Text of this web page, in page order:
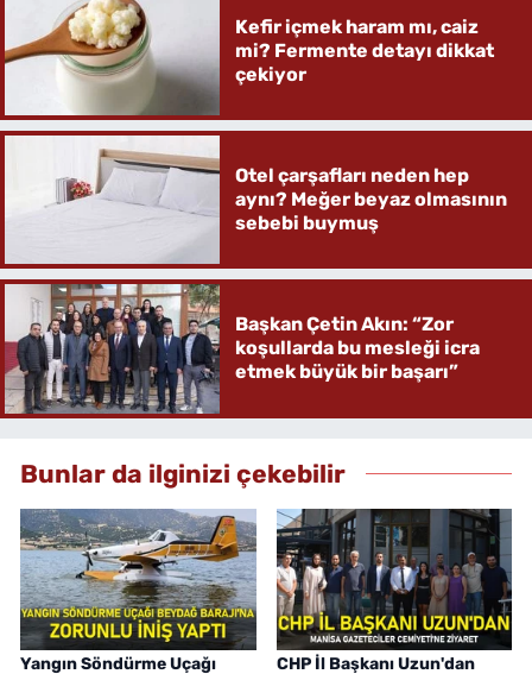
Kefir içmek haram mı, caiz
mi? Fermente detayı dikkat
çekiyor
Otel çarşafları neden hep
aynı? Meğer beyaz olmasının
sebebi buymuş
Başkan Çetin Akın: “Zor
koşullarda bu mesleği icra
etmek büyük bir başarı”
Bunlar da ilginizi çekebilir
Yangın Söndürme Uçağı
CHP İl Başkanı Uzun'dan